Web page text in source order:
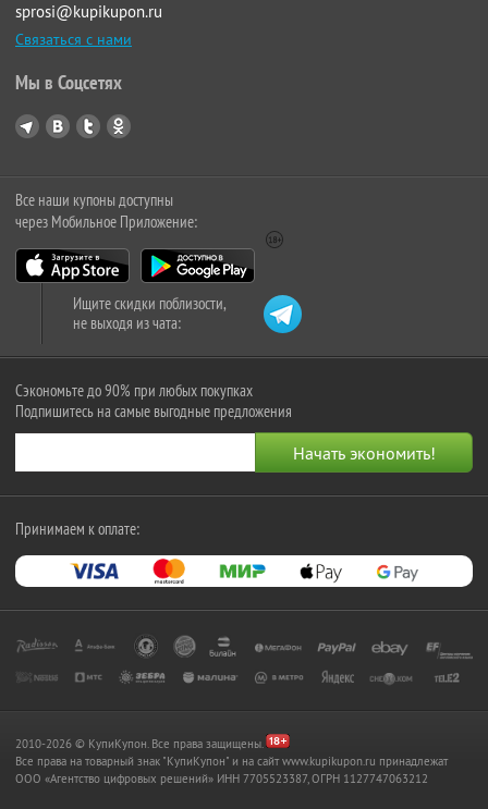
sprosi@kupikupon.ru
Связаться с нами
Мы в Соцсетях
Все наши купоны доступны
через Мобильное Приложение:
Ищите скидки поблизости,
не выходя из чата:
Сэкономьте до 90% при любых покупках
Подпишитесь на самые выгодные предложения
Принимаем к оплате:
2010-2026 © КупиКупон. Все права защищены.
Все права на товарный знак "КупиКупон" и на сайт www.kupikupon.ru принадлежат
OOO «Агентство цифровых решений» ИНН 7705523387, ОГРН 1127747063212